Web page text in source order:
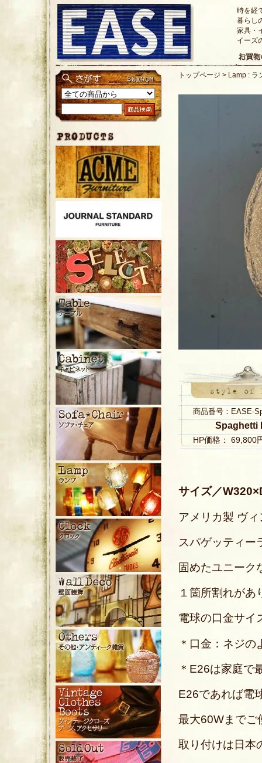
時を経
暮らし
家具・
イーズ
トップページ > Lamp : ラ
商品番号：EASE-
Spaghetti
HP価格： 69,800
サイズ／
アメリカ製 ヴ
スパゲッティー
固めたユニーク
１箇所割れがあ
電球の口金サイ
＊口金：ネジ
＊E26は家庭で
E26であれば電
最大60Wまでご
取り付けは日本